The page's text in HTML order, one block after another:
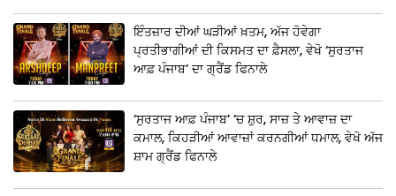
ਇੰਤਜ਼ਾਰ ਦੀਆਂ ਘੜੀਆਂ ਖ਼ਤਮ, ਅੱਜ ਹੋਵੇਗਾ
ਪ੍ਰਤੀਭਾਗੀਆਂ ਦੀ ਕਿਸਮਤ ਦਾ ਫ਼ੈਸਲਾ, ਵੇਖੋ ‘ਸੁਰਤਾਜ
ਆਫ਼ ਪੰਜਾਬ’ ਦਾ ਗ੍ਰੈਂਡ ਫਿਨਾਲੇ
‘ਸੁਰਤਾਜ ਆਫ਼ ਪੰਜਾਬ’ ‘ਚ ਸ਼ੁਰ, ਸਾਜ਼ ਤੇ ਆਵਾਜ਼ ਦਾ
ਕਮਾਲ, ਕਿਹੜੀਆਂ ਆਵਾਜ਼ਾਂ ਕਰਨਗੀਆਂ ਧਮਾਲ, ਵੇਖੋ ਅੱਜ
ਸ਼ਾਮ ਗ੍ਰੈਂਡ ਫਿਨਾਲੇ